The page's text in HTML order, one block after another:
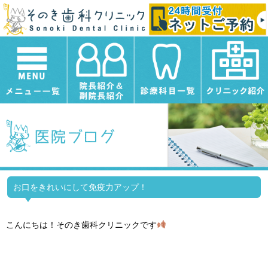
お口をきれいにして免疫力アップ！
こんにちは！そのき歯科クリニックです